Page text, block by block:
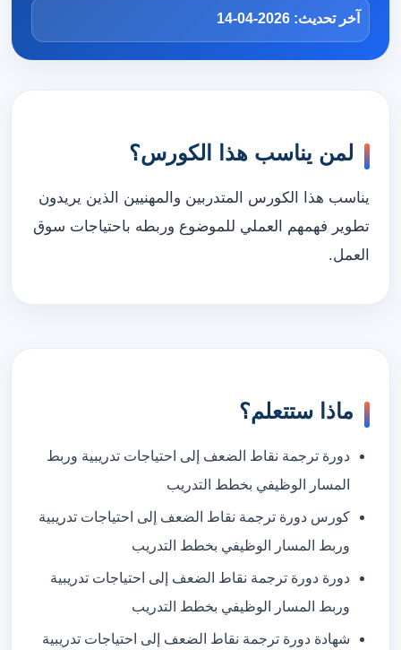
آخر تحديث: 2026-04-14
لمن يناسب هذا الكورس؟
يناسب هذا الكورس المتدربين والمهنيين الذين يريدون
تطوير فهمهم العملي للموضوع وربطه باحتياجات سوق
العمل.
ماذا ستتعلم؟
دورة ترجمة نقاط الضعف إلى احتياجات تدريبية وربط
المسار الوظيفي بخطط التدريب
كورس دورة ترجمة نقاط الضعف إلى احتياجات تدريبية
وربط المسار الوظيفي بخطط التدريب
دورة دورة ترجمة نقاط الضعف إلى احتياجات تدريبية
وربط المسار الوظيفي بخطط التدريب
شهادة دورة ترجمة نقاط الضعف إلى احتياجات تدريبية